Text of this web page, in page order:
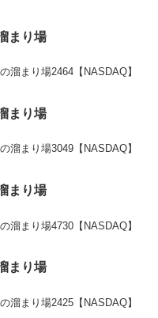
まり場
溜まり場2464【NASDAQ】
まり場
溜まり場3049【NASDAQ】
まり場
溜まり場4730【NASDAQ】
まり場
溜まり場2425【NASDAQ】